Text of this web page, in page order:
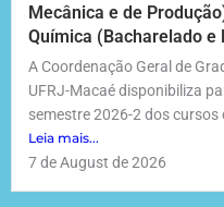
Mecânica e de
Química (Bacharelado e
A Coordenação Geral de
UFRJ-Macaé disponibiliza
semestre 2026-2 dos cursos
Leia mais...
7 de August de 2026